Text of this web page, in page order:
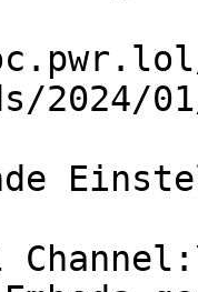
2024/